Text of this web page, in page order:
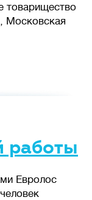
товарищество
Московская
работы
Евролос